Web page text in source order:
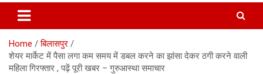
Home
बिलासपुर
शेयर मार्केट में पैसा लगा कम समय में डबल करने का झांसा देकर ठगी करने वाली
महिला गिरफ्तार , पढ़ें पूरी खबर – गुरुआस्था समाचार